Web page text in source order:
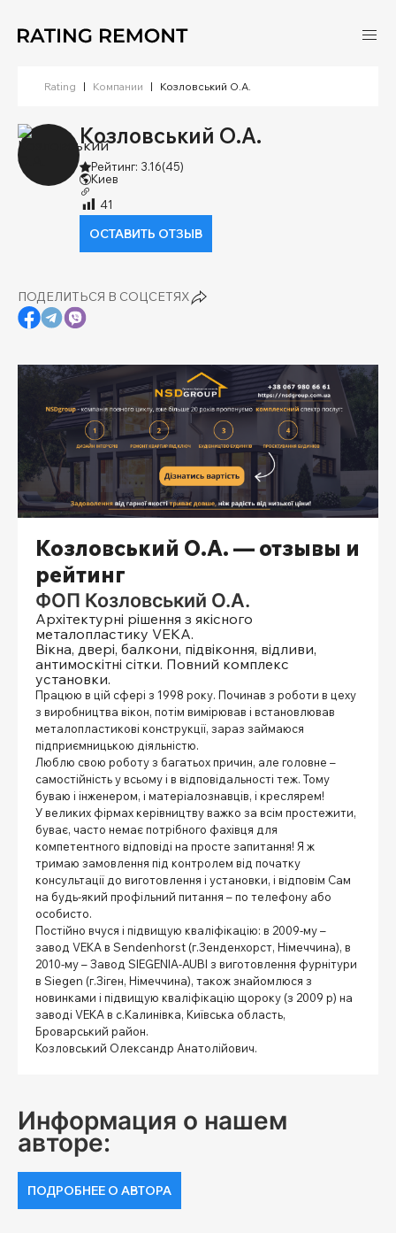
Rating | Компании | Козловський О.А.
Козловський О.А.
Рейтинг: 3.16(45)
Киев
41
ОСТАВИТЬ ОТЗЫВ
ПОДЕЛИТЬСЯ В СОЦСЕТЯХ
Козловський О.А. — отзывы и
рейтинг
ФОП Козловський О.А.
Архітектурні рішення з якісного
металопластику VEKA.
Вікна, двері, балкони, підвіконня, відливи,
антимоскітні сітки. Повний комплекс
установки.
Працюю в цій сфері з 1998 року. Починав з роботи в цеху
з виробництва вікон, потім вимірював і встановлював
металопластикові конструкції, зараз займаюся
підприємницькою діяльністю.
Люблю свою роботу з багатьох причин, але головне –
самостійність у всьому і в відповідальності теж. Тому
буваю і інженером, і матеріалознавців, і креслярем!
У великих фірмах керівництву важко за всім простежити,
буває, часто немає потрібного фахівця для
компетентного відповіді на просте запитання! Я ж
тримаю замовлення під контролем від початку
консультації до виготовлення і установки, і відповім Сам
на будь-який профільний питання – по телефону або
особисто.
Постійно вчуся і підвищую кваліфікацію: в 2009-му –
завод VEKA в Sendenhorst (г.Зенденхорст, Німеччина), в
2010-му – Завод SIEGENIA-AUBI з виготовлення фурнітури
в Siegen (г.Зіген, Німеччина), також знайомлюся з
новинками і підвищую кваліфікацію щороку (з 2009 р) на
заводі VEKA в с.Калинівка, Київська область,
Броварський район.
Козловський Олександр Анатолійович.
Информация о нашем
авторе:
ПОДРОБНЕЕ О АВТОРА